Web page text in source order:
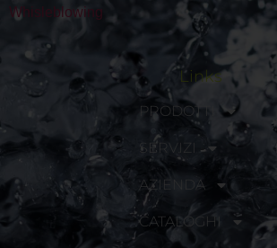
Whisleblowing
Links
PRODOTTI
SERVIZI
AZIENDA
CATALOGHI